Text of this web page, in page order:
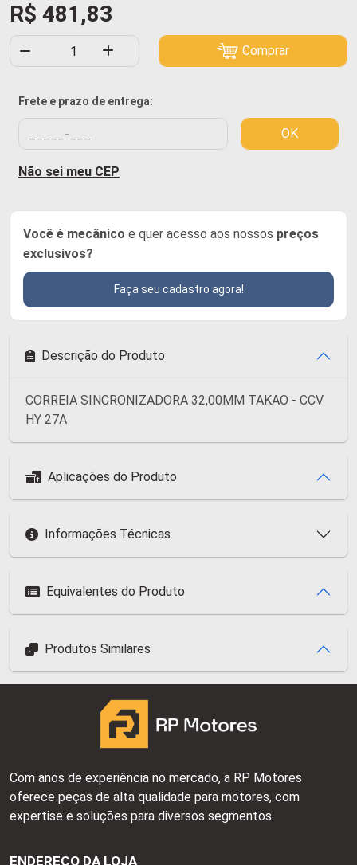
R$ 481,83
Comprar
Frete e prazo de entrega:
OK
Não sei meu CEP
Você é mecânico e quer acesso aos nossos preços
exclusivos?
Faça seu cadastro agora!
Descrição do Produto
CORREIA SINCRONIZADORA 32,00MM TAKAO - CCV
HY 27A
Aplicações do Produto
Informações Técnicas
Equivalentes do Produto
Produtos Similares
Com anos de experiência no mercado, a RP Motores
oferece peças de alta qualidade para motores, com
expertise e soluções para diversos segmentos.
ENDEREÇO DA LOJA